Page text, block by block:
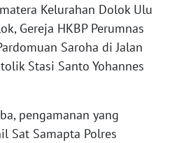
Kelurahan Dolok Ulu
Gereja HKBP Perumnas
Saroha di Jalan
Stasi Santo Yohannes
pengamanan yang
Sat Samapta Polres